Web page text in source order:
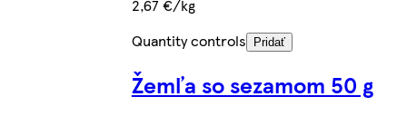
2,67 €/kg
Quantity controls
Pridať
Žemľa so sezamom 50 g